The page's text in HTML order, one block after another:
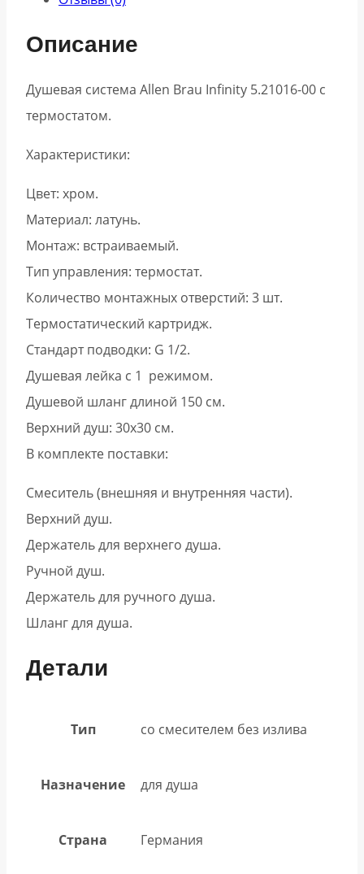
Описание
Душевая система Allen Brau Infinity 5.21016-00 с
термостатом.
Характеристики:
Цвет: хром.
Материал: латунь.
Монтаж: встраиваемый.
Тип управления: термостат.
Количество монтажных отверстий: 3 шт.
Термостатический картридж.
Стандарт подводки: G 1/2.
Душевая лейка с 1 режимом.
Душевой шланг длиной 150 см.
Верхний душ: 30х30 см.
В комплекте поставки:
Смеситель (внешняя и внутренняя части).
Верхний душ.
Держатель для верхнего душа.
Ручной душ.
Держатель для ручного душа.
Шланг для душа.
Детали
Тип со смесителем без излива
Назначение для душа
Страна Германия